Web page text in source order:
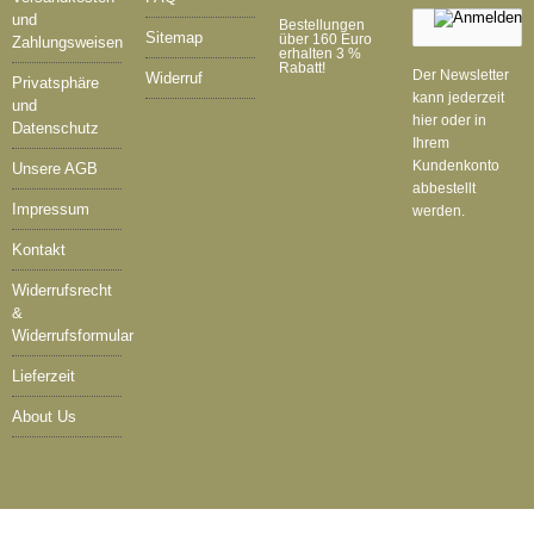
und
Zahlungsweisen
Privatsphäre
und
Datenschutz
Unsere AGB
Impressum
Kontakt
Widerrufsrecht
&
Widerrufsformular
Lieferzeit
About Us
Sitemap
Widerruf
Bestellungen
über 160 Euro
erhalten 3 %
Rabatt!
Der Newsletter
kann jederzeit
hier oder in
Ihrem
Kundenkonto
abbestellt
werden.